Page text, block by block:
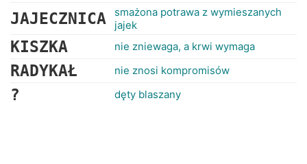
JAJECZNICA
smażona potrawa z wymieszanych
jajek
KISZKA nie zniewaga, a krwi wymaga
RADYKAŁ nie znosi kompromisów
? dęty blaszany